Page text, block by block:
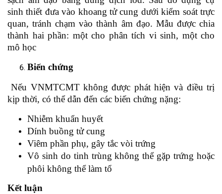
sinh thiết đưa vào khoang tử cung dưới kiểm soát trực
quan, tránh chạm vào thành âm đạo. Mẫu được chia
thành hai phần: một cho phân tích vi sinh, một cho
mô học
Biến chứng
Nếu VNMTCMT không được phát hiện và điều trị
kịp thời, có thể dẫn đến các biến chứng nặng:
Nhiễm khuẩn huyết
Dính buồng tử cung
Viêm phần phụ, gây tắc vòi trứng
Vô sinh do tinh trùng không thể gặp trứng hoặc
phôi không thể làm tổ
Kết luận